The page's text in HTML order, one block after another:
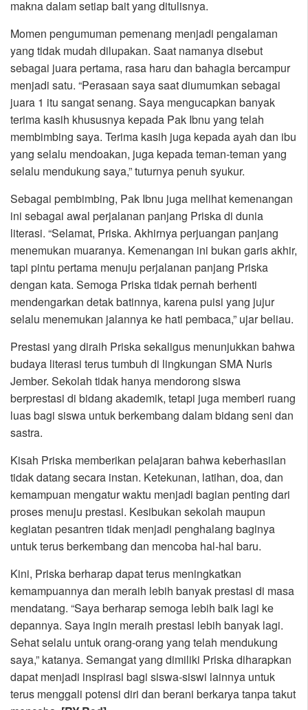
makna dalam setiap bait yang ditulisnya.
Momen pengumuman pemenang menjadi pengalaman
yang tidak mudah dilupakan. Saat namanya disebut
sebagai juara pertama, rasa haru dan bahagia bercampur
menjadi satu. “Perasaan saya saat diumumkan sebagai
juara 1 itu sangat senang. Saya mengucapkan banyak
terima kasih khususnya kepada Pak Ibnu yang telah
membimbing saya. Terima kasih juga kepada ayah dan ibu
yang selalu mendoakan, juga kepada teman-teman yang
selalu mendukung saya,” tuturnya penuh syukur.
Sebagai pembimbing, Pak Ibnu juga melihat kemenangan
ini sebagai awal perjalanan panjang Priska di dunia
literasi. “Selamat, Priska. Akhirnya perjuangan panjang
menemukan muaranya. Kemenangan ini bukan garis akhir,
tapi pintu pertama menuju perjalanan panjang Priska
dengan kata. Semoga Priska tidak pernah berhenti
mendengarkan detak batinnya, karena puisi yang jujur
selalu menemukan jalannya ke hati pembaca,” ujar beliau.
Prestasi yang diraih Priska sekaligus menunjukkan bahwa
budaya literasi terus tumbuh di lingkungan SMA Nuris
Jember. Sekolah tidak hanya mendorong siswa
berprestasi di bidang akademik, tetapi juga memberi ruang
luas bagi siswa untuk berkembang dalam bidang seni dan
sastra.
Kisah Priska memberikan pelajaran bahwa keberhasilan
tidak datang secara instan. Ketekunan, latihan, doa, dan
kemampuan mengatur waktu menjadi bagian penting dari
proses menuju prestasi. Kesibukan sekolah maupun
kegiatan pesantren tidak menjadi penghalang baginya
untuk terus berkembang dan mencoba hal-hal baru.
Kini, Priska berharap dapat terus meningkatkan
kemampuannya dan meraih lebih banyak prestasi di masa
mendatang. “Saya berharap semoga lebih baik lagi ke
depannya. Saya ingin meraih prestasi lebih banyak lagi.
Sehat selalu untuk orang-orang yang telah mendukung
saya,” katanya. Semangat yang dimiliki Priska diharapkan
dapat menjadi inspirasi bagi siswa-siswi lainnya untuk
terus menggali potensi diri dan berani berkarya tanpa takut